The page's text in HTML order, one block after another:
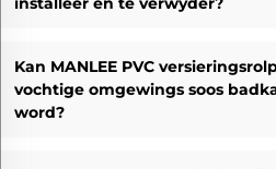
Kan MANLEE PVC
vochtige omgewings soos
word?